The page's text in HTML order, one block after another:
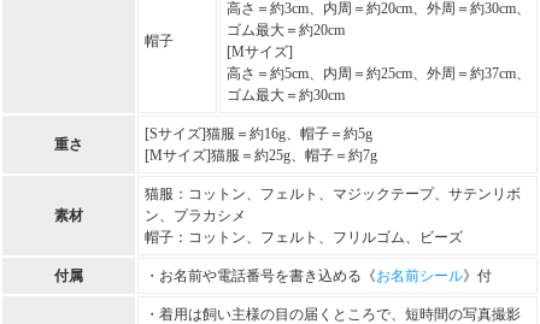
帽子
高さ＝約3cm、内周＝約20cm、外周＝約30cm、
ゴム最大＝約20cm
[Mサイズ]
高さ＝約5cm、内周＝約25cm、外周＝約37cm、
ゴム最大＝約30cm
重さ
[Sサイズ]猫服＝約16g、帽子＝約5g
[Mサイズ]猫服＝約25g、帽子＝約7g
素材
猫服：コットン、フェルト、マジックテープ、サテンリボ
ン、プラカシメ
帽子：コットン、フェルト、フリルゴム、ビーズ
付属 ・お名前や電話番号を書き込める《お名前シール》付
・着用は飼い主様の目の届くところで、短時間の写真撮影